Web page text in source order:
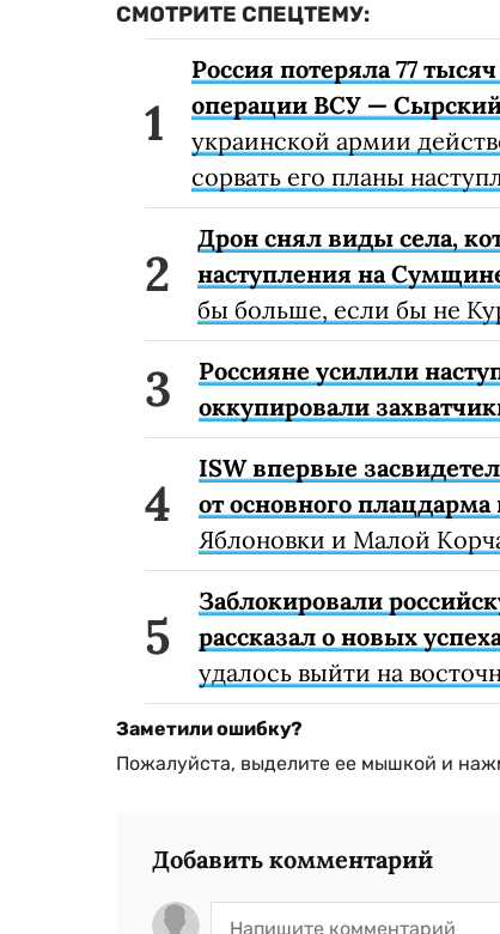
СМОТРИТЕ СПЕЦТЕМУ:
Россия потеряла 77
операции ВСУ —
украинской армии
сорвать его планы
Дрон снял виды села,
наступления на
бы больше, если бы не
Россияне усилили
оккупировали
ISW впервые
от основного
Яблоновки и Малой
Заблокировали
рассказал о новых
удалось выйти на
Заметили ошибку?
Пожалуйста, выделите ее мышкой и
Добавить комментарий